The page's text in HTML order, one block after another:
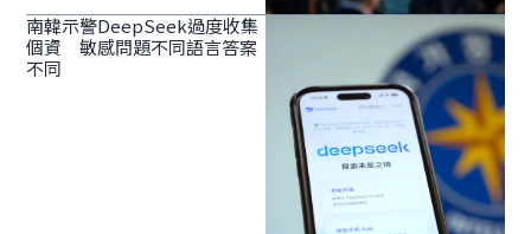
南韓示警DeepSeek過度收集
個資 敏感問題不同語言答案
不同